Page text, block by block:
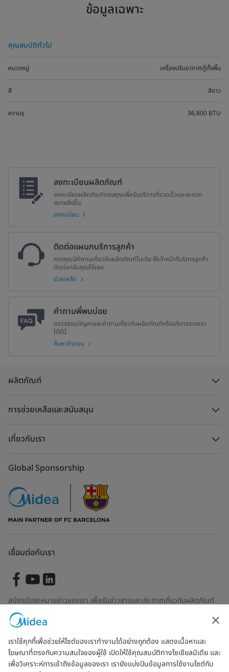
ข้อมูลเฉพาะ
คุณสมบัติทั่วไป
หมวดหมู่ เครื่องปรับอากาศตู้ตั้งพื้น
สี สีขาว
ความจุ 36,800 BTU
ลงทะเบียนผลิตภัณฑ์
ลงทะเบียนผลิตภัณฑ์ของคุณเพื่อรับบริการที่รวดเร็วและสะดวก
สบายยิ่งขึ้น
ลงทะเบียน
ติดต่อแผนกบริการลูกค้า
หากคุณมีคำถามเกี่ยวกับผลิตภัณฑ์ไมเดีย ให้เจ้าหน้าที่บริการลูกค้า
ติดต่อกลับคุณได้เลย
ช่วยเหลือ
คำถามพี่พบบ่อย
ตรวจสอบปัญหาและคำถามเกี่ยวกับผลิตภัณฑ์หรือบริการของเรา
ได้ที่นี่
ค้นหาคำตอบ
ผลิตภัณฑ์
การช่วยเหลือและสนับสนุน
เกี่ยวกับเรา
Global Sponsorship
เชื่อมต่อกับเรา
สมัครรับจดหมายข่าวของเรา เพื่อรับข่าวสารและประกาศเกี่ยวกับผลิตภัณฑ์
ล่าสุด
ตรวจสอบเพื่อดูว่าเราจัดการข้อมูลของคุณอย่างไร ข้อตกลงการใช้งาน
เราใช้คุกกี้เพื่อช่วยให้ไซต์ของเราทำงานได้อย่างถูกต้อง แสดงเนื้อหาและ
โฆษณาที่ตรงกับความสนใจของผู้ใช้ เปิดให้ใช้คุณสมบัติทางโซเชียลมีเดีย และ
เพื่อวิเคราะห์การเข้าถึงข้อมูลของเรา เรายังแบ่งปันข้อมูลการใช้งานไซต์กับ